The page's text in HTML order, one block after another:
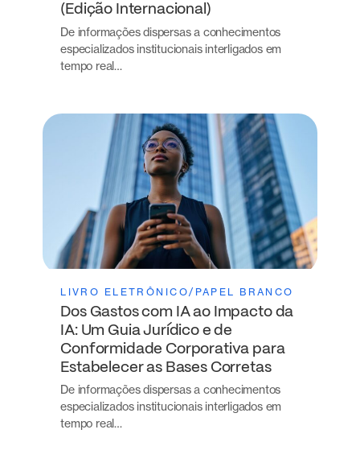
(Edição Internacional)
De informações dispersas a conhecimentos
especializados institucionais interligados em
tempo real…
LIVRO ELETRÔNICO/PAPEL BRANCO
Dos Gastos com IA ao Impacto da
IA: Um Guia Jurídico e de
Conformidade Corporativa para
Estabelecer as Bases Corretas
De informações dispersas a conhecimentos
especializados institucionais interligados em
tempo real…